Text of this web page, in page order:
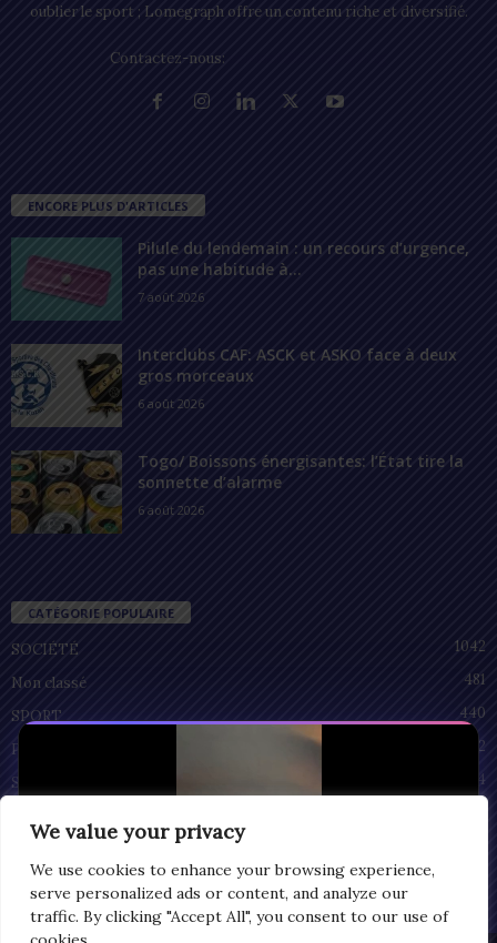
We value your privacy
We use cookies to enhance your browsing experience,
serve personalized ads or content, and analyze our
traffic. By clicking "Accept All", you consent to our use of
oublier le sport ; Lomegraph offre un contenu riche et diversifié.
Contactez-nous:
ENCORE PLUS D'ARTICLES
Pilule du lendemain : un recours d’urgence,
pas une habitude à...
7 août 2026
Interclubs CAF: ASCK et ASKO face à deux
gros morceaux
6 août 2026
Togo/ Boissons énergisantes: l’État tire la
sonnette d’alarme
6 août 2026
CATÉGORIE POPULAIRE
SOCIÉTÉ
1042
Non classé
481
SPORT
440
POLITIQUE
212
SANTÉ
94